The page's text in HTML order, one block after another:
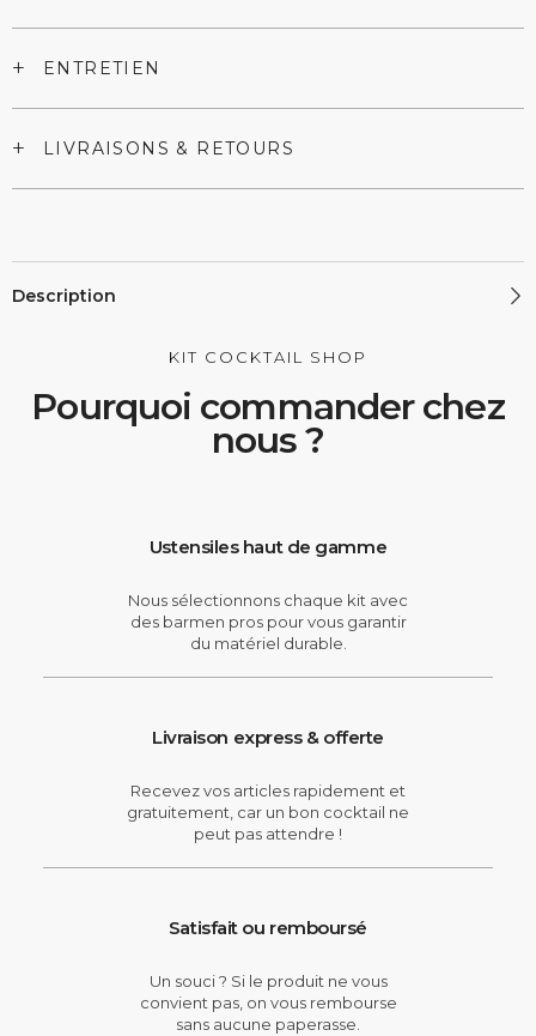
+ ENTRETIEN
+ LIVRAISONS & RETOURS
Description
KIT COCKTAIL SHOP
Pourquoi commander chez
nous ?
Ustensiles haut de gamme
Nous sélectionnons chaque kit avec
des barmen pros pour vous garantir
du matériel durable.
Livraison express & offerte
Recevez vos articles rapidement et
gratuitement, car un bon cocktail ne
peut pas attendre !
Satisfait ou remboursé
Un souci ? Si le produit ne vous
convient pas, on vous rembourse
sans aucune paperasse.